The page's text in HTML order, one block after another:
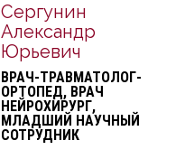
Сергунин
Александр
Юрьевич
ВРАЧ-ТРАВМАТОЛОГ-
ОРТОПЕД, ВРАЧ
НЕЙРОХИРУРГ,
МЛАДШИЙ НАУЧНЫЙ
СОТРУДНИК